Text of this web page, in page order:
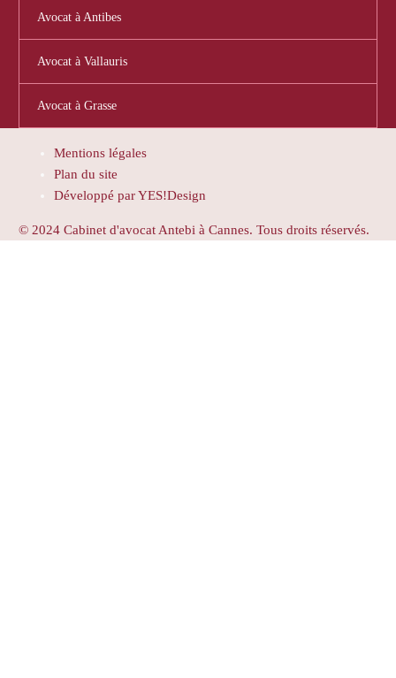
Avocat à Antibes
Avocat à Vallauris
Avocat à Grasse
Mentions légales
Plan du site
Développé par YES!Design
© 2024 Cabinet d'avocat Antebi à Cannes. Tous droits réservés.